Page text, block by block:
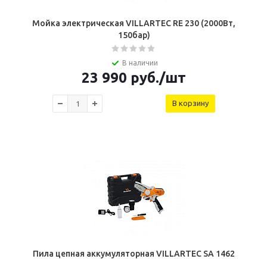
Мойка электрическая VILLARTEC RE 230 (2000Вт,
150бар)
В наличии
23 990 руб./шт
В корзину
Пила цепная аккумуляторная VILLARTEC SA 1462